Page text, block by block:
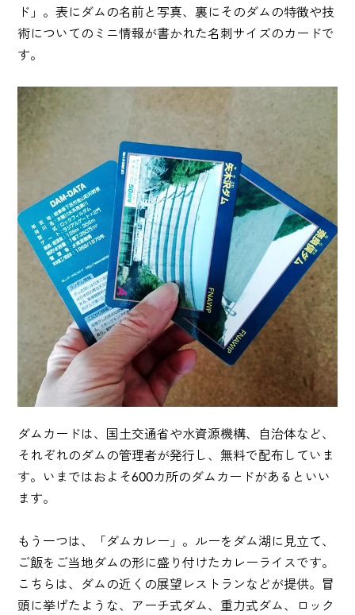
ド」。表にダムの名前と写真、裏にそのダムの特徴や技
術についてのミニ情報が書かれた名刺サイズのカードで
す。
ダムカードは、国土交通省や水資源機構、自治体など、
それぞれのダムの管理者が発行し、無料で配布していま
す。いまではおよそ600カ所のダムカードがあるといい
ます。
もう一つは、「ダムカレー」。ルーをダム湖に見立て、
ご飯をご当地ダムの形に盛り付けたカレーライスです。
こちらは、ダムの近くの展望レストランなどが提供。冒
頭に挙げたような、アーチ式ダム、重力式ダム、ロック